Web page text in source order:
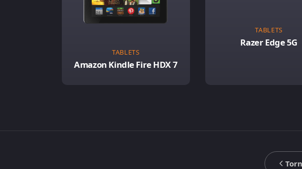
TABLETS
Amazon Kindle Fire HDX 7
TABLETS
Razer Edge 5G